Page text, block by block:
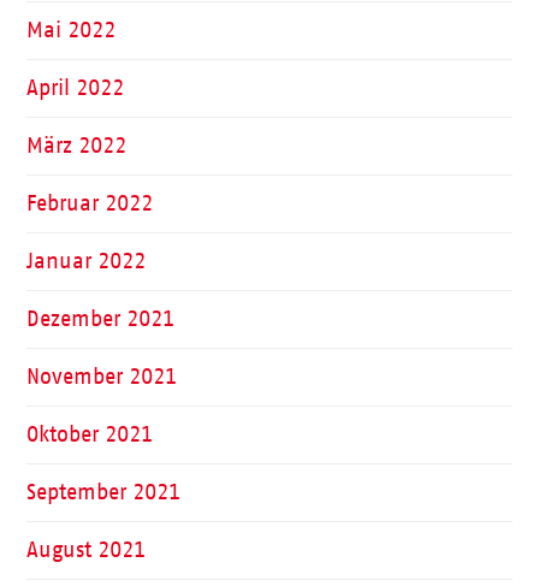
Mai 2022
April 2022
März 2022
Februar 2022
Januar 2022
Dezember 2021
November 2021
Oktober 2021
September 2021
August 2021